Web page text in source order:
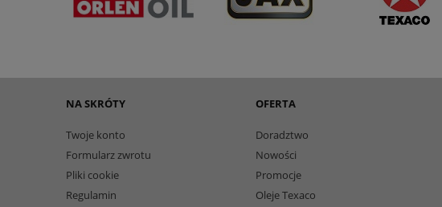
NA SKRÓTY
Twoje konto
Formularz zwrotu
Pliki cookie
Regulamin
OFERTA
Doradztwo
Nowości
Promocje
Oleje Texaco